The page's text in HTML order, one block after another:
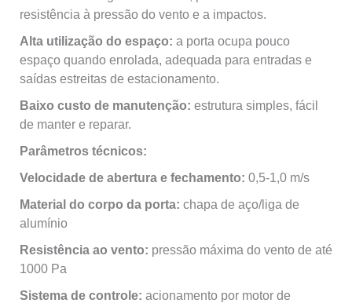
resistência à pressão do vento e a impactos.
Alta utilização do espaço: a porta ocupa pouco
espaço quando enrolada, adequada para entradas e
saídas estreitas de estacionamento.
Baixo custo de manutenção: estrutura simples, fácil
de manter e reparar.
Parâmetros técnicos:
Velocidade de abertura e fechamento: 0,5-1,0 m/s
Material do corpo da porta: chapa de aço/liga de
alumínio
Resistência ao vento: pressão máxima do vento de até
1000 Pa
Sistema de controle: acionamento por motor de